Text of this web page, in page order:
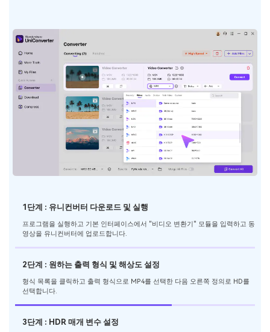
1단계 : 유니컨버터 다운로드 및 실행
프로그램을 실행하고 기본 인터페이스에서 "비디오 변환기" 모듈을 입력하고 동
영상을 유니컨버터에 업로드합니다.
2단계 : 원하는 출력 형식 및 해상도 설정
형식 목록을 클릭하고 출력 형식으로 MP4를 선택한 다음 오른쪽 정의로 HD를
선택합니다.
3단계 : HDR 매개 변수 설정